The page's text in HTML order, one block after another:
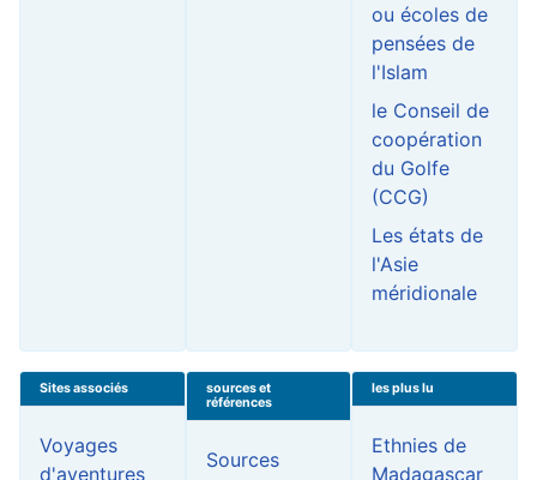
ou écoles de
pensées de
l'Islam
le Conseil de
coopération
du Golfe
(CCG)
Les états de
l'Asie
méridionale
Sites associés
Voyages
d'aventures
sources et
références
Sources
les plus lu
Ethnies de
Madagascar